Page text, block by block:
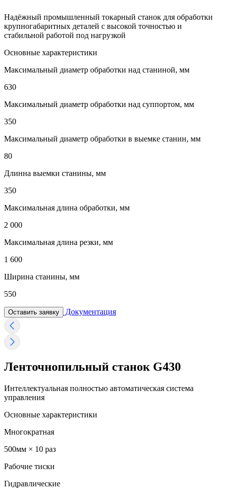
Надёжный промышленный токарный станок для обработки
крупногабаритных деталей с высокой точностью и
стабильной работой под нагрузкой
Основные характеристики
Максимальный диаметр обработки над станиной, мм
630
Максимальный диаметр обработки над суппортом, мм
350
Максимальный диаметр обработки в выемке станин, мм
80
Длинна выемки станины, мм
350
Максимальная длина обработки, мм
2 000
Максимальная длина резки, мм
1 600
Ширина станины, мм
550
Оставить заявку Документация
Ленточнопильный станок G430
Интеллектуальная полностью автоматическая система
управления
Основные характеристики
Многократная
500мм × 10 раз
Рабочие тиски
Гидравлические